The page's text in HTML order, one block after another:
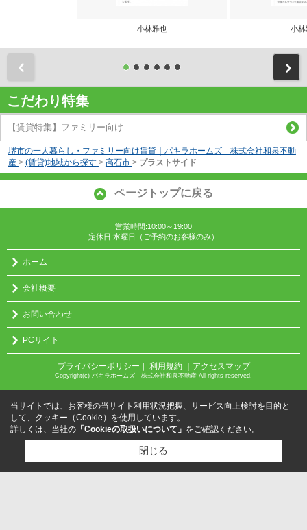
小林雅也 小林
こだわり特集
【賃貸特集】ファミリー向け
堺市の一人暮らし・ファミリー向け賃貸｜パキラホームズ 株式会社和泉不動
産 > (賃貸)地域から探す > 高石市 > プラストサイド
ページトップに戻る
営業時間:10:00～19:00
定休日:水曜日（ご予約のお客様のみ）
ホーム
会社概要
お問い合わせ
PCサイト
プライバシーポリシー 利用規約 ｜アクセスマップ
Copyright(c) パキラホームズ 株式会社和泉不動産 All rights reserved.
当サイトでは、お客様の当サイト利用状況把握、サービス向上検討を目的と
して、クッキー（Cookie）を使用しています。
詳しくは、当社の 「Cookieの取扱いについて」 をご確認ください。
閉じる